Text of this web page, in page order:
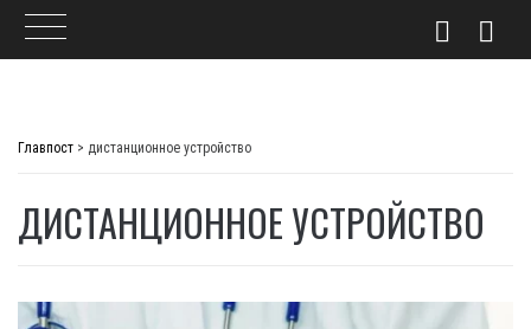
Главпост > дистанционное устройство
ДИСТАНЦИОННОЕ УСТРОЙСТВО